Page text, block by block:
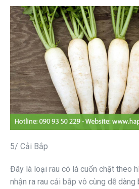
5/ Cải Bắp
Đây là loại rau có lá cuốn chặt theo
nhận ra rau cải bắp vô cùng dễ dàng